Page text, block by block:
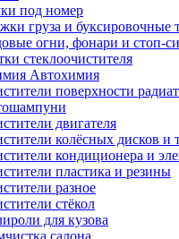
под номер
груза и буксировочные
огни, фонари и стоп-
стеклоочистителя
Автохимия
поверхности
двигателя
колёсных дисков и
кондиционера и
пластика и резины
разное
стёкол
для кузова